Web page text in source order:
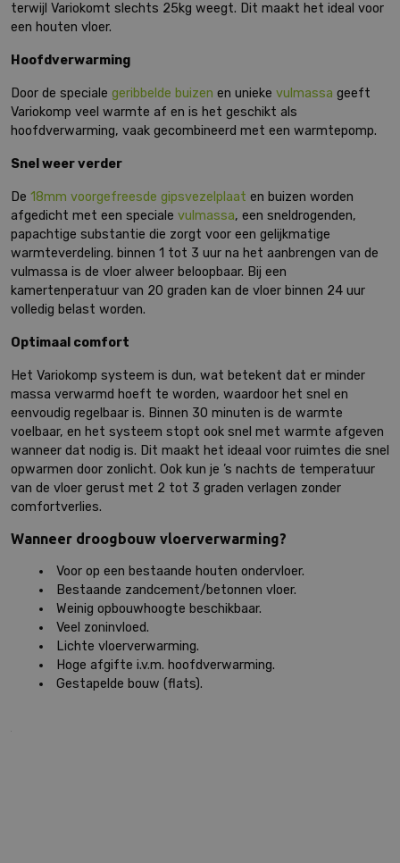
terwijl Variokomt slechts 25kg weegt. Dit maakt het ideal voor
een houten vloer.
Hoofdverwarming
Door de speciale geribbelde buizen en unieke vulmassa geeft
Variokomp veel warmte af en is het geschikt als
hoofdverwarming, vaak gecombineerd met een warmtepomp.
Snel weer verder
De 18mm voorgefreesde gipsvezelplaat en buizen worden
afgedicht met een speciale vulmassa, een sneldrogenden,
papachtige substantie die zorgt voor een gelijkmatige
warmteverdeling. binnen 1 tot 3 uur na het aanbrengen van de
vulmassa is de vloer alweer beloopbaar. Bij een
kamertenperatuur van 20 graden kan de vloer binnen 24 uur
volledig belast worden.
Optimaal comfort
Het Variokomp systeem is dun, wat betekent dat er minder
massa verwarmd hoeft te worden, waardoor het snel en
eenvoudig regelbaar is. Binnen 30 minuten is de warmte
voelbaar, en het systeem stopt ook snel met warmte afgeven
wanneer dat nodig is. Dit maakt het ideaal voor ruimtes die snel
opwarmen door zonlicht. Ook kun je ’s nachts de temperatuur
van de vloer gerust met 2 tot 3 graden verlagen zonder
comfortverlies.
Wanneer droogbouw vloerverwarming?
Voor op een bestaande houten ondervloer.
Bestaande zandcement/betonnen vloer.
Weinig opbouwhoogte beschikbaar.
Veel zoninvloed.
Lichte vloerverwarming.
Hoge afgifte i.v.m. hoofdverwarming.
Gestapelde bouw (flats).